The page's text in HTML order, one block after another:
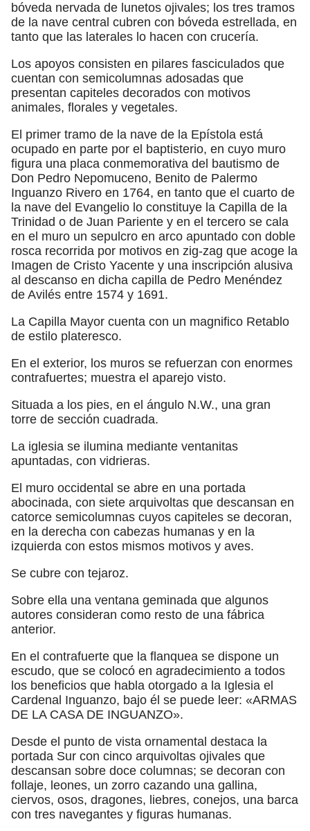
bóveda nervada de lunetos ojivales; los tres tramos
de la nave central cubren con bóveda estrellada, en
tanto que las laterales lo hacen con crucería.
Los apoyos consisten en pilares fasciculados que
cuentan con semicolumnas adosadas que
presentan capiteles decorados con motivos
animales, florales y vegetales.
El primer tramo de la nave de la Epístola está
ocupado en parte por el baptisterio, en cuyo muro
figura una placa conmemorativa del bautismo de
Don Pedro Nepomuceno, Benito de Palermo
Inguanzo Rivero en 1764, en tanto que el cuarto de
la nave del Evangelio lo constituye la Capilla de la
Trinidad o de Juan Pariente y en el tercero se cala
en el muro un sepulcro en arco apuntado con doble
rosca recorrida por motivos en zig-zag que acoge la
Imagen de Cristo Yacente y una inscripción alusiva
al descanso en dicha capilla de Pedro Menéndez
de Avilés entre 1574 y 1691.
La Capilla Mayor cuenta con un magnifico Retablo
de estilo plateresco.
En el exterior, los muros se refuerzan con enormes
contrafuertes; muestra el aparejo visto.
Situada a los pies, en el ángulo N.W., una gran
torre de sección cuadrada.
La iglesia se ilumina mediante ventanitas
apuntadas, con vidrieras.
El muro occidental se abre en una portada
abocinada, con siete arquivoltas que descansan en
catorce semicolumnas cuyos capiteles se decoran,
en la derecha con cabezas humanas y en la
izquierda con estos mismos motivos y aves.
Se cubre con tejaroz.
Sobre ella una ventana geminada que algunos
autores consideran como resto de una fábrica
anterior.
En el contrafuerte que la flanquea se dispone un
escudo, que se colocó en agradecimiento a todos
los beneficios que habla otorgado a la Iglesia el
Cardenal Inguanzo, bajo él se puede leer: «ARMAS
DE LA CASA DE INGUANZO».
Desde el punto de vista ornamental destaca la
portada Sur con cinco arquivoltas ojivales que
descansan sobre doce columnas; se decoran con
follaje, leones, un zorro cazando una gallina,
ciervos, osos, dragones, liebres, conejos, una barca
con tres navegantes y figuras humanas.